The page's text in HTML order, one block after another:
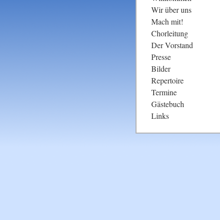
überspringen
Wir über uns
Mach mit!
Chorleitung
Der Vorstand
Presse
Bilder
Repertoire
Termine
Gästebuch
Links